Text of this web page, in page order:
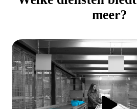
meer?